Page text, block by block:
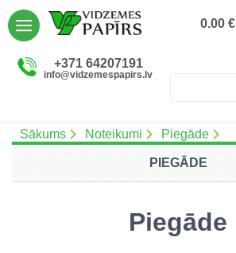
+371 64207191
info@vidzemespapirs.lv
0.00€
Sākums Noteikumi Piegāde
PIEGĀDE
Piegāde
AIZVĒRT
Atlaides (12)